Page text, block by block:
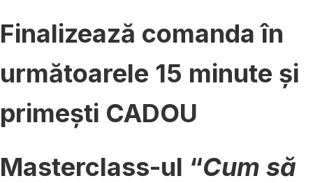
Finalizează comanda în
următoarele 15 minute și
primești CADOU
Masterclass-ul “Cum să